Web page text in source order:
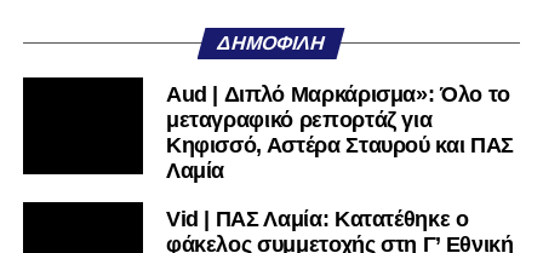
Twitterκαι στοInstagram
μαθαίνετε σε χρόνο dt όλα τα νέα.
ΔΗΜΟΦΙΛΉ
Aud | Διπλό Μαρκάρισμα»: Όλο το
μεταγραφικό ρεπορτάζ για
Κηφισσό, Αστέρα Σταυρού και ΠΑΣ
Λαμία
Vid | ΠΑΣ Λαμία: Κατατέθηκε ο
φάκελος συμμετοχής στη Γ’ Εθνική